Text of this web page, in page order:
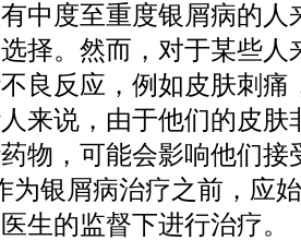
中度至重度银屑病的人
择。然而，对于某些人
良反应，例如皮肤刺痛
来说，由于他们的皮肤
物，可能会影响他们接
为银屑病治疗之前，应
生的监督下进行治疗。